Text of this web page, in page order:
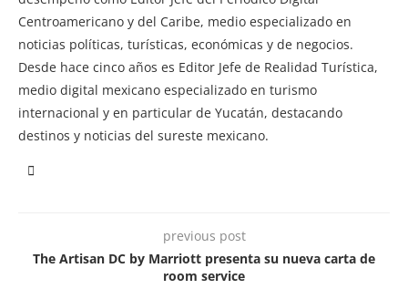
Centroamericano y del Caribe, medio especializado en
noticias políticas, turísticas, económicas y de negocios.
Desde hace cinco años es Editor Jefe de Realidad Turística,
medio digital mexicano especializado en turismo
internacional y en particular de Yucatán, destacando
destinos y noticias del sureste mexicano.
previous post
The Artisan DC by Marriott presenta su nueva carta de
room service